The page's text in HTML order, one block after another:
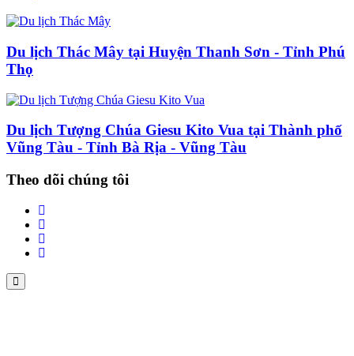
Du lịch Thác Mây tại Huyện Thanh Sơn - Tỉnh Phú
Thọ
Du lịch Tượng Chúa Giesu Kito Vua tại Thành phố
Vũng Tàu - Tỉnh Bà Rịa - Vũng Tàu
Theo dõi chúng tôi